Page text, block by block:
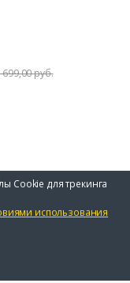
699,00 руб.
Cookie для трекинга
использования